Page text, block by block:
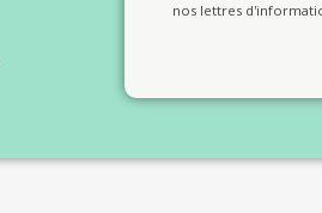
nos lettres